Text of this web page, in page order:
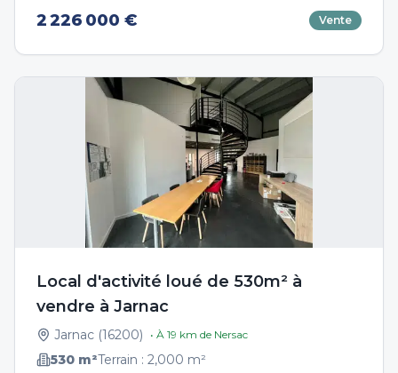
2 226 000 € Vente
Local d'activité loué de 530m² à
vendre à Jarnac
Jarnac (16200) • À 19 km de Nersac
530 m²Terrain : 2,000 m²